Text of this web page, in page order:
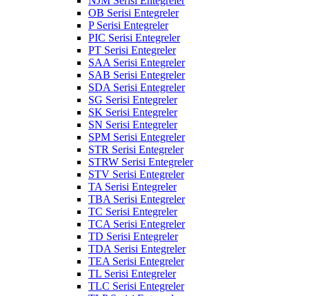
OB Serisi Entegreler
P Serisi Entegreler
PIC Serisi Entegreler
PT Serisi Entegreler
SAA Serisi Entegreler
SAB Serisi Entegreler
SDA Serisi Entegreler
SG Serisi Entegreler
SK Serisi Entegreler
SN Serisi Entegreler
SPM Serisi Entegreler
STR Serisi Entegreler
STRW Serisi Entegreler
STV Serisi Entegreler
TA Serisi Entegreler
TBA Serisi Entegreler
TC Serisi Entegreler
TCA Serisi Entegreler
TD Serisi Entegreler
TDA Serisi Entegreler
TEA Serisi Entegreler
TL Serisi Entegreler
TLC Serisi Entegreler